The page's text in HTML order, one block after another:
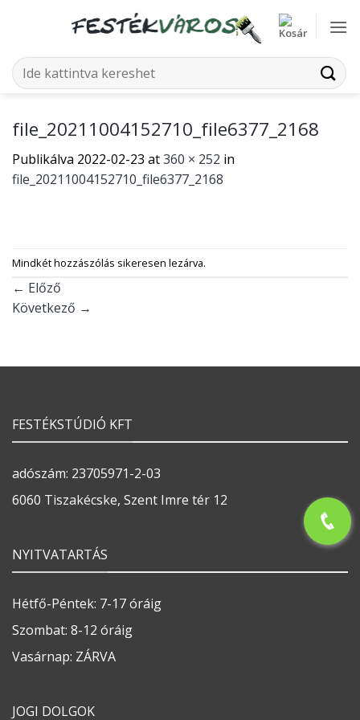
Keresés
a
file_20211004152710_file6377_2168
Publikálva 2022-02-23 at360 × 252 in
file_20211004152710_file6377_2168
Mindkét hozzászólás sikeresen lezárva.
← Előző
Következő →
FESTÉKSTÚDIÓ KFT
adószám: 23705971-2-03
6060 Tiszakécske, Szent Imre tér 12
NYITVATARTÁS
Hétfő-Péntek: 7-17 óráig
Szombat: 8-12 óráig
Vasárnap: ZÁRVA
JOGI DOLGOK